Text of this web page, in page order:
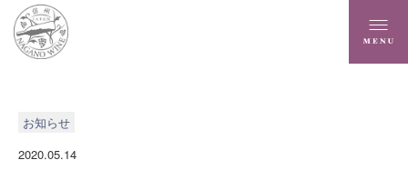
お知らせ
2020.05.14